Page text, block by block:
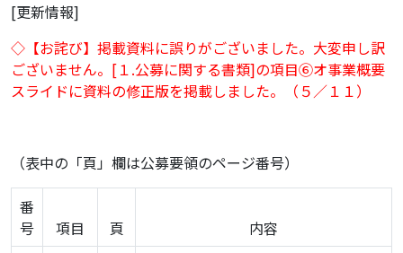
[更新情報]
◇【お詫び】掲載資料に誤りがございました。大変申し訳
ございません。[１.公募に関する書類]の項目⑥オ事業概要
スライドに資料の修正版を掲載しました。（５／１１）
（表中の「頁」欄は公募要領のページ番号）
番
号
項目 頁
内容